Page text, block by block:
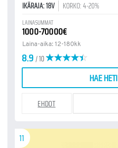
IKÄRAJA: 18V KORKO: 4-20%
LAINASUMMAT
1000-70000€
Laina-aika: 12-180kk
8.9/ 10
HAE HETI
EHDOT
11